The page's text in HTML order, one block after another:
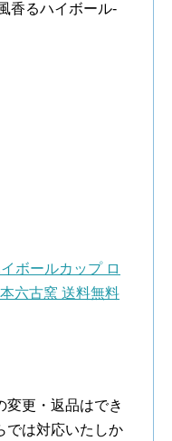
香るハイボール‐
ボールカップ ロ
六古窯 送料無料
変更・返品はでき
では対応いたしか